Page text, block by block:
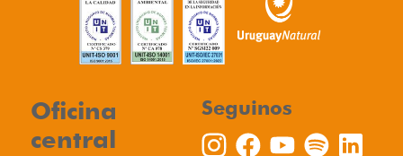
Oficina
central
Seguinos